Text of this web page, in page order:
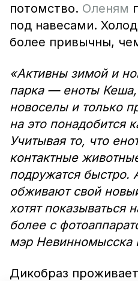
потомство. Оленям
под навесами.
более привычны,
«Активны зимой и
парка — еноты
новоселы и только
на это понадобится
Учитывая то, что
контактные
подружатся быстро.
обживают свой
хотят показываться
более с
мэр Невинномысска
Дикобраз